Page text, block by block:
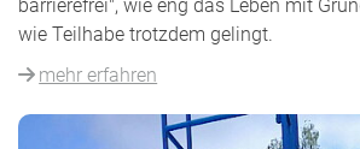
barrierefrei", wie eng das Leben mit
wie Teilhabe trotzdem gelingt.
mehr erfahren